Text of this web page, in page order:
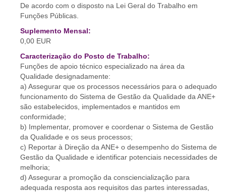
De acordo com o disposto na Lei Geral do Trabalho em
Funções Públicas.
Suplemento Mensal:
0,00 EUR
Caracterização do Posto de Trabalho:
Funções de apoio técnico especializado na área da
Qualidade designadamente:
a) Assegurar que os processos necessários para o adequado
funcionamento do Sistema de Gestão da Qualidade da ANE+
são estabelecidos, implementados e mantidos em
conformidade;
b) Implementar, promover e coordenar o Sistema de Gestão
da Qualidade e os seus processos;
c) Reportar à Direção da ANE+ o desempenho do Sistema de
Gestão da Qualidade e identificar potenciais necessidades de
melhoria;
d) Assegurar a promoção da consciencialização para
adequada resposta aos requisitos das partes interessadas,